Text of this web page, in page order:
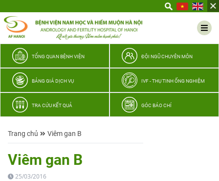
thương
TỔNG QUAN BỆNH VIỆN ĐỘI NGŨ CHUYÊN MÔN
BẢNG GIÁ DỊCH VỤ IVF - THỤ TINH ỐNG NGHIỆM
TRA CỨU KẾT QUẢ GÓC BÁO CHÍ
Trang chủ Viêm gan B
Viêm gan B
25/03/2016